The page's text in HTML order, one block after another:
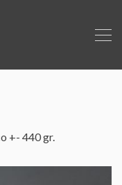
+- 440 gr.